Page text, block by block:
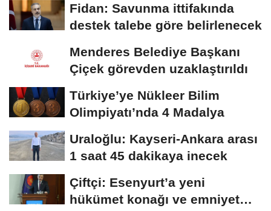
Fidan: Savunma ittifakında
destek talebe göre belirlenecek
Menderes Belediye Başkanı
Çiçek görevden uzaklaştırıldı
Türkiye’ye Nükleer Bilim
Olimpiyatı’nda 4 Madalya
Uraloğlu: Kayseri-Ankara arası
1 saat 45 dakikaya inecek
Çiftçi: Esenyurt’a yeni
hükümet konağı ve emniyet